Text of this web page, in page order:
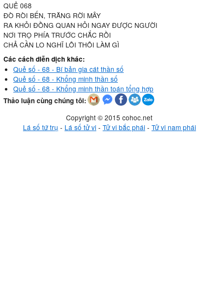
QUẺ 068
ĐÒ RÒI BẾN, TRĂNG RỜI MÂY
RA KHỎI ĐỒNG QUAN HỎI NGAY ĐƯỢC NGƯỜI
NƠI TRỌ PHÍA TRƯỚC CHẮC RỒI
CHẢ CẦN LO NGHĨ LÔI THÔI LÀM GÌ
Các cách diễn dịch khác:
Quẻ số - 68 - Bí bản gia cát thần số
Quẻ số - 68 - Khổng minh thần số
Quẻ số - 68 - Khổng minh thần toán tổng hợp
Thảo luận cùng chúng tôi:
Copyright © 2015 cohoc.net
Lá số tứ trụ - Lá số tử vi- Tử vi bắc phái- Tử vi nam phái